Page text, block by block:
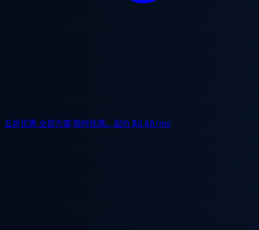
五折优惠 全部方案,限时优惠。起价$2.48/mo